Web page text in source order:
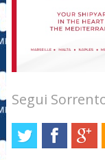
Segui